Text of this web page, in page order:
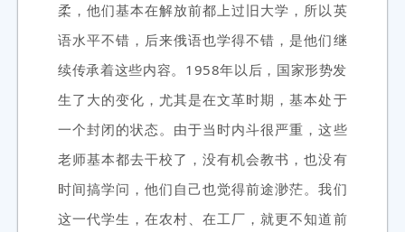
柔，他们基本在解放前都上过旧大学，所以英
语水平不错，后来俄语也学得不错，是他们继
续传承着这些内容。1958年以后，国家形势发
生了大的变化，尤其是在文革时期，基本处于
一个封闭的状态。由于当时内斗很严重，这些
老师基本都去干校了，没有机会教书，也没有
时间搞学问，他们自己也觉得前途渺茫。我们
这一代学生，在农村、在工厂，就更不知道前